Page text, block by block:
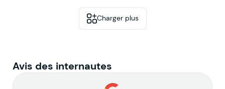
Charger plus
Avis des internautes